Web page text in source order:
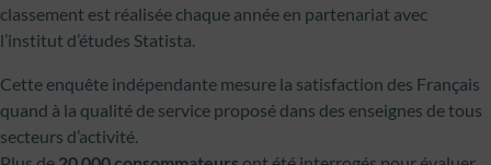
classement est réalisée chaque année en partenariat avec
l’institut d’études Statista.
Cette enquête indépendante mesure la satisfaction des Français
quand à la qualité de service proposé dans des enseignes de tous
secteurs d’activité.